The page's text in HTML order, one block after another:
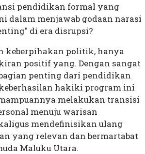
pendidikan formal yang
dalam menjawab godaan narasi
di era disrupsi?
keberpihakan politik, hanya
positif yang. Dengan sangat
penting dari pendidikan
hakiki program ini
melakukan transisi
menuju warisan
mendefinisikan ulang
yang relevan dan bermartabat
Maluku Utara.